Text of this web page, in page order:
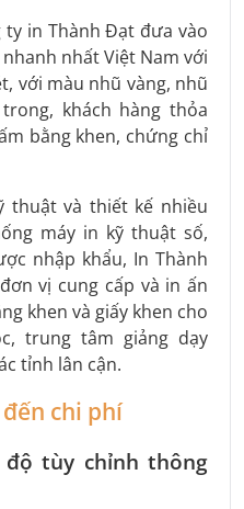
ty in Thành Đạt đưa vào
nhất Việt Nam với
với màu nhũ vàng, nhũ
khách hàng thỏa
bằng khen, chứng chỉ
thuật và thiết kế nhiều
máy in kỹ thuật số,
nhập khẩu, In Thành
vị cung cấp và in ấn
khen và giấy khen cho
trung tâm giảng dạy
tỉnh lân cận.
chi phí
tùy chỉnh thông